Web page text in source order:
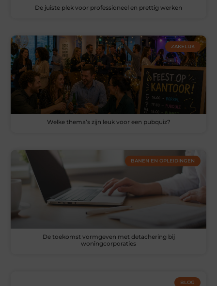
De juiste plek voor professioneel en prettig werken
ZAKELIJK
Welke thema’s zijn leuk voor een pubquiz?
BANEN EN OPLEIDINGEN
De toekomst vormgeven met detachering bij
woningcorporaties
BLOG